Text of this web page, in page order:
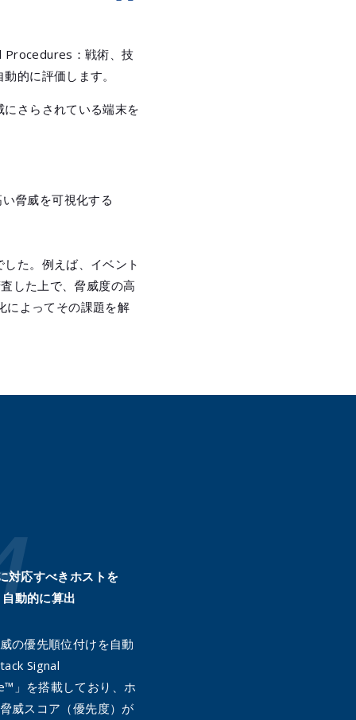
Procedures：戦術、技
的に評価します。
さらされている端末を
脅威を可視化する
た。例えば、イベント
した上で、脅威度の高
によってその課題を解
対応すべきホストを
自動的に算出
の優先順位付けを自動
Signal
」を搭載しており、ホ
威スコア（優先度）が